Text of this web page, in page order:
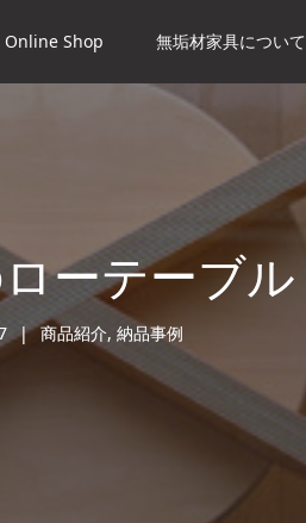
Online Shop 無垢材家具について
ーテーブル
商品紹介, 納品事例